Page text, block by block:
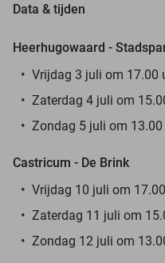
Data & tijden
Heerhugowaard -
Vrijdag 3 juli om 17.00
Zaterdag 4 juli om
Zondag 5 juli om 13.00
Castricum - De Brink
Vrijdag 10 juli om
Zaterdag 11 juli om
Zondag 12 juli om